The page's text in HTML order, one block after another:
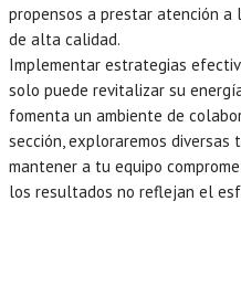
propensos a prestar atención
de alta calidad.
Implementar estrategias
solo puede revitalizar su
fomenta un ambiente de
sección, exploraremos diversas
mantener a tu equipo
los resultados no reflejan el